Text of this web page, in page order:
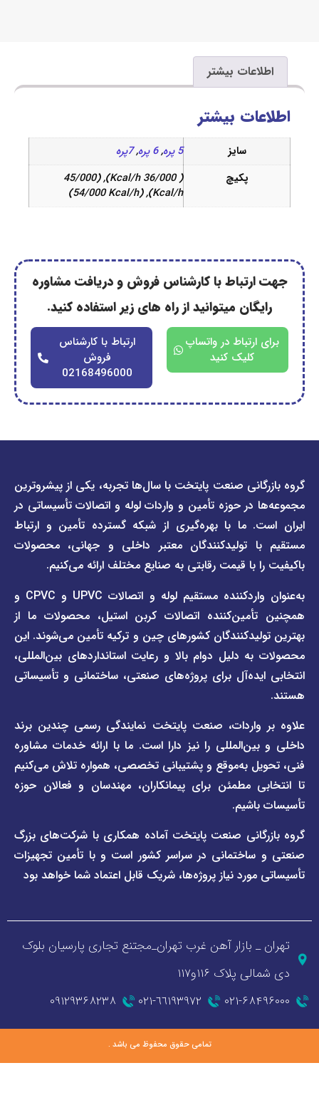
بیشتر
بیشتر
5 پره
( 36/000 Kcal/h), (45/000
با کارشناس فروش و دریافت مشاوره
میتوانید از راه های زیر استفاده کنید.
ارتباط با کارشناس
02168496000
در واتساپ
کلیک کنید
صنعت پایتخت با سال‌ها تجربه، یکی از پیشروترین
حوزه تأمین و واردات لوله و اتصالات تأسیساتی در
ما با بهره‌گیری از شبکه گسترده تأمین و ارتباط
تولیدکنندگان معتبر داخلی و جهانی، محصولات
با قیمت رقابتی به صنایع مختلف ارائه می‌کنیم.
به‌عنوان واردکننده مستقیم لوله و اتصالات UPVC و CPVC و
اتصالات کربن استیل، محصولات ما از
کشورهای چین و ترکیه تأمین می‌شوند. این
دلیل دوام بالا و رعایت استانداردهای بین‌المللی،
برای پروژه‌های صنعتی، ساختمانی و تأسیساتی
صنعت پایتخت نمایندگی رسمی چندین برند
را نیز دارا است. ما با ارائه خدمات مشاوره
به‌موقع و پشتیبانی تخصصی، همواره تلاش می‌کنیم
مطمئن برای پیمانکاران، مهندسان و فعالان حوزه
صنعت پایتخت آماده همکاری با شرکت‌های بزرگ
در سراسر کشور است و با تأمین تجهیزات
نیاز پروژه‌ها، شریک قابل اعتماد شما خواهد بود
دسترسی
سریع
صفحه
لیست
قیمت
صفحه
برند
پیمتاش
صفحه
برند
فاراب
پول
دسترسی
سریع
درباره
ما
قوانین
و
مقررات
وبلاگ
خبری
بازار آهن غرب تهران_مجتنع تجاری پارسیان بلوک
۱۱۶و۱۱۷
٦٦١٩٣٩٧٢-٠٢١ ۰۹۱۲۹۳۶۸۲۳۸
تمامی حقوق محفوظ می باشد .